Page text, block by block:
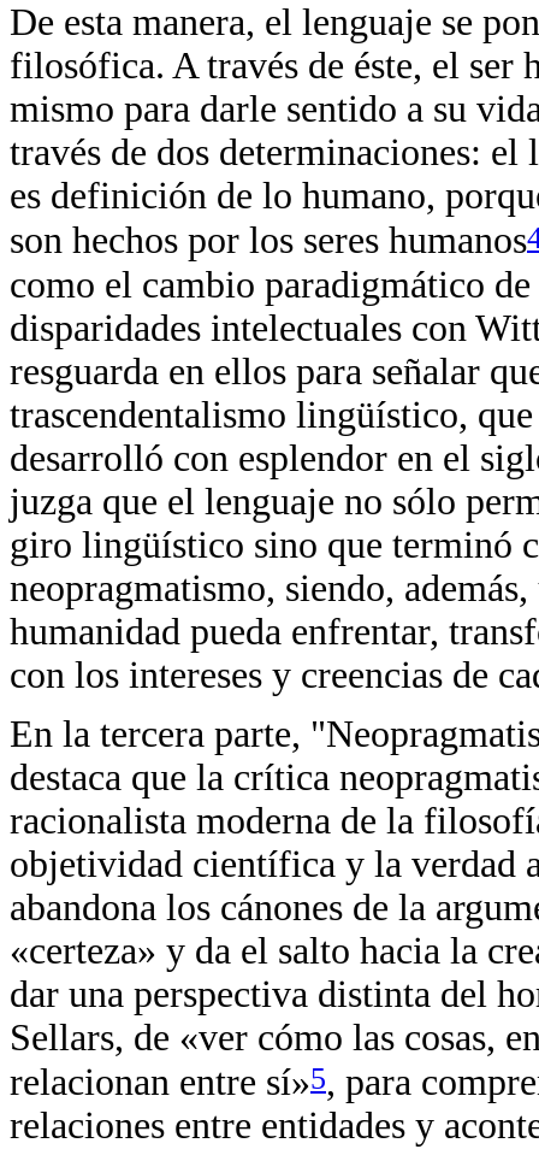
De esta manera, el lenguaje se
filosófica. A través de éste, el ser
mismo para darle sentido a su
través de dos determinaciones: el
es definición de lo humano,
son hechos por los seres humanos
como el cambio paradigmático
disparidades intelectuales con
resguarda en ellos para señalar
trascendentalismo lingüístico,
desarrolló con esplendor en el
juzga que el lenguaje no sólo
giro lingüístico sino que terminó
neopragmatismo, siendo,
humanidad pueda enfrentar,
con los intereses y creencias de
En la tercera parte,
destaca que la crítica
racionalista moderna de la
objetividad científica y la verdad
abandona los cánones de la
«certeza» y da el salto hacia la
dar una perspectiva distinta del
Sellars, de «ver cómo las cosas,
relacionan entre sí»5, para
relaciones entre entidades y